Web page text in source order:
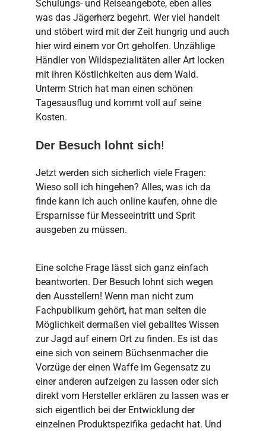
Schulungs- und Reiseangebote, eben alles
was das Jägerherz begehrt. Wer viel handelt
und stöbert wird mit der Zeit hungrig und auch
hier wird einem vor Ort geholfen. Unzählige
Händler von Wildspezialitäten aller Art locken
mit ihren Köstlichkeiten aus dem Wald.
Unterm Strich hat man einen schönen
Tagesausflug und kommt voll auf seine
Kosten.
Der Besuch lohnt sich!
Jetzt werden sich sicherlich viele Fragen:
Wieso soll ich hingehen? Alles, was ich da
finde kann ich auch online kaufen, ohne die
Ersparnisse für Messeeintritt und Sprit
ausgeben zu müssen.
Eine solche Frage lässt sich ganz einfach
beantworten. Der Besuch lohnt sich wegen
den Ausstellern! Wenn man nicht zum
Fachpublikum gehört, hat man selten die
Möglichkeit dermaßen viel geballtes Wissen
zur Jagd auf einem Ort zu finden. Es ist das
eine sich von seinem Büchsenmacher die
Vorzüge der einen Waffe im Gegensatz zu
einer anderen aufzeigen zu lassen oder sich
direkt vom Hersteller erklären zu lassen was er
sich eigentlich bei der Entwicklung der
einzelnen Produktspezifika gedacht hat. Und